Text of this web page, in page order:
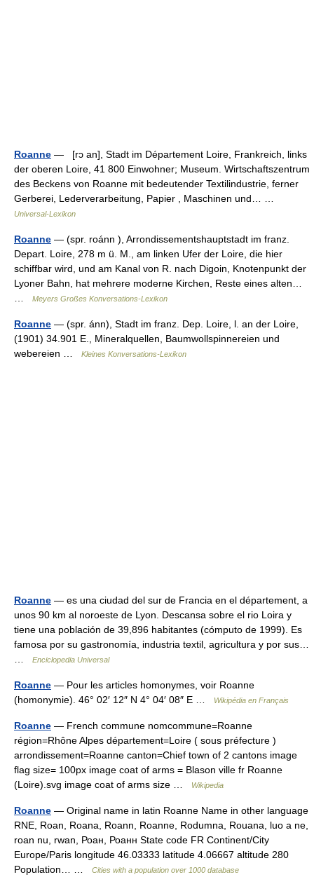
Roanne — [rɔ an], Stadt im Département Loire, Frankreich, links
der oberen Loire, 41 800 Einwohner; Museum. Wirtschaftszentrum
des Beckens von Roanne mit bedeutender Textilindustrie, ferner
Gerberei, Lederverarbeitung, Papier , Maschinen und… …
Universal-Lexikon
Roanne — (spr. roánn ), Arrondissementshauptstadt im franz.
Depart. Loire, 278 m ü. M., am linken Ufer der Loire, die hier
schiffbar wird, und am Kanal von R. nach Digoin, Knotenpunkt der
Lyoner Bahn, hat mehrere moderne Kirchen, Reste eines alten…
Meyers Großes Konversations-Lexikon
Roanne — (spr. ánn), Stadt im franz. Dep. Loire, l. an der Loire,
(1901) 34.901 E., Mineralquellen, Baumwollspinnereien und
webereien …
Kleines Konversations-Lexikon
Roanne — es una ciudad del sur de Francia en el département, a
unos 90 km al noroeste de Lyon. Descansa sobre el rio Loira y
tiene una población de 39,896 habitantes (cómputo de 1999). Es
famosa por su gastronomía, industria textil, agricultura y por sus…
Enciclopedia Universal
Roanne — Pour les articles homonymes, voir Roanne
(homonymie). 46° 02′ 12″ N 4° 04′ 08″ E …
Wikipédia en Français
Roanne — French commune nomcommune=Roanne
région=Rhône Alpes département=Loire ( sous préfecture )
arrondissement=Roanne canton=Chief town of 2 cantons image
flag size= 100px image coat of arms = Blason ville fr Roanne
(Loire).svg image coat of arms size …
Wikipedia
Roanne — Original name in latin Roanne Name in other language
RNE, Roan, Roana, Roann, Roanne, Rodumna, Rouana, luo a ne,
roan nu, rwan, Роан, Роанн State code FR Continent/City
Europe/Paris longitude 46.03333 latitude 4.06667 altitude 280
Population… …
Cities with a population over 1000 database